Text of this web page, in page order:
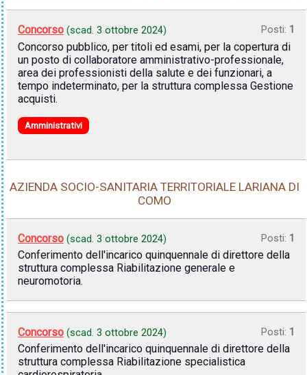
Concorso (scad. 3 ottobre 2024) Posti: 1
Concorso pubblico, per titoli ed esami, per la copertura di
un posto di collaboratore amministrativo-professionale,
area dei professionisti della salute e dei funzionari, a
tempo indeterminato, per la struttura complessa Gestione
acquisti.
Amministrativi
AZIENDA SOCIO-SANITARIA TERRITORIALE LARIANA DI
COMO
Concorso (scad. 3 ottobre 2024) Posti: 1
Conferimento dell'incarico quinquennale di direttore della
struttura complessa Riabilitazione generale e
neuromotoria.
Concorso (scad. 3 ottobre 2024) Posti: 1
Conferimento dell'incarico quinquennale di direttore della
struttura complessa Riabilitazione specialistica